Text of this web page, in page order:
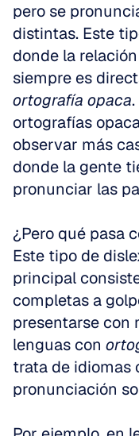
pero se
distintas. Este
donde la
ortografía opaca
ortografías
observar más
donde la gente
pronunciar las
¿Pero qué pasa
Este tipo de
principal
completas a
presentarse con
lenguas con
trata de idiomas
pronunciación